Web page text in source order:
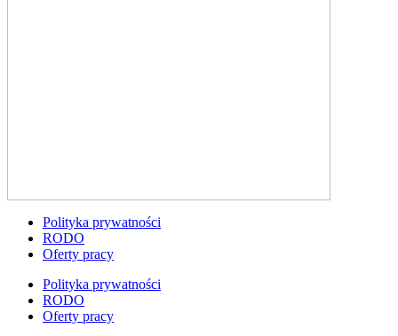
Polityka prywatności
RODO
Oferty pracy
Polityka prywatności
RODO
Oferty pracy